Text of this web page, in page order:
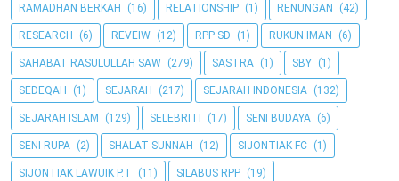
RAMADHAN BERKAH (16) RELATIONSHIP (1) RENUNGAN (42)
RESEARCH (6) REVEIW (12) RPP SD (1) RUKUN IMAN (6)
SAHABAT RASULULLAH SAW (279) SASTRA (1) SBY (1)
SEDEQAH (1) SEJARAH (217) SEJARAH INDONESIA (132)
SEJARAH ISLAM (129) SELEBRITI (17) SENI BUDAYA (6)
SENI RUPA (2) SHALAT SUNNAH (12) SIJONTIAK FC (1)
SIJONTIAK LAWUIK P.T (11) SILABUS RPP (19)